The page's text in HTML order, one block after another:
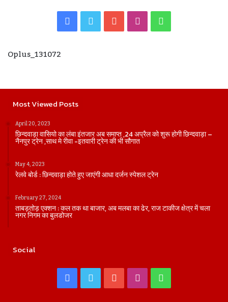
Facebook
Twitter YouTubeInstagram
Oplus_131072
Most Viewed Posts
April 20, 2023
छिन्दवाड़ा वासियो का लंबा इंतजार अब समाप्त ,24 अप्रैल को शुरू होगी छिन्दवाड़ा –
नैनपुर ट्रेन ,साथ मे रीवा -इतवारी ट्रेन की भी सौगात
May 4, 2023
रेलवे बोर्ड : छिन्दवाड़ा होते हुए जाएंगी आधा दर्जन स्पेशल ट्रेन
February 27, 2024
ताबड़तोड़ एक्शन : कल तक था बाजार, अब मलबा का ढेर, राज टाकीज क्षेत्र में चला
नगर निगम का बुलडोजर
Social
Facebook
Twitter YouTubeInstagram